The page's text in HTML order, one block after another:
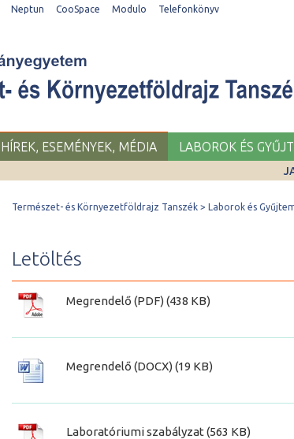
Neptun CooSpace Modulo Telefonkönyv
HÍREK, ESEMÉNYEK, MÉDIA LABOROK ÉS
Természet- és Környezetföldrajz Tanszék Laborok és
Letöltés
Megrendelő (PDF) (438 KB)
Megrendelő (DOCX) (19 KB)
Laboratóriumi szabályzat (563 KB)